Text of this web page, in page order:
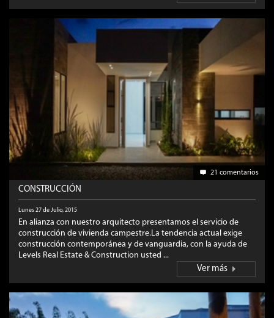
21 comentarios
CONSTRUCCIÓN
Lunes 27 de Julio, 2015
En alianza con nuestro arquitecto presentamos el servicio de
construcción de vivienda campestre.La tendencia actual exige
construcción contemporánea y de vanguardia, con la ayuda de
Levels Real Estate & Construction usted ...
Ver más